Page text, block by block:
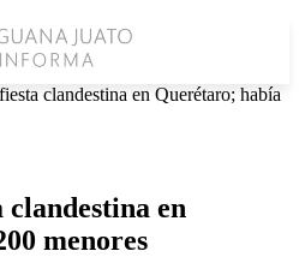
clandestina en Querétaro; había
clandestina en
menores